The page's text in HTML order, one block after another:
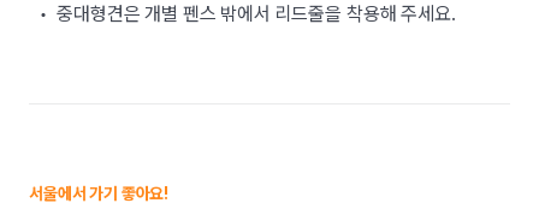
• 중대형견은 개별 펜스 밖에서 리드줄을 착용해 주세요.
서울에서 가기 좋아요!